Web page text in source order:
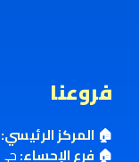
فروعنا
🏠 المركز الرئيسي:
🏠 فرع الإحساء:حي